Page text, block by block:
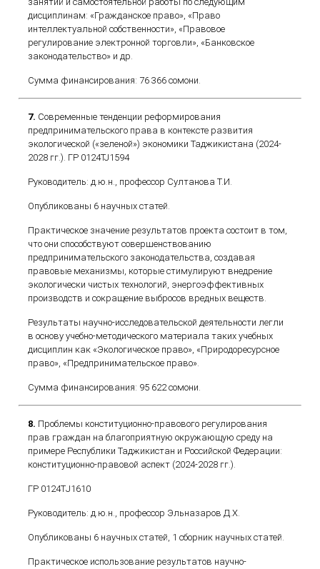
дисциплинам: «Гражданское право», «Право
интеллектуальной собственности», «Правовое
регулирование электронной торговли», «Банковское
законодательство» и др.
Сумма финансирования: 76 366 сомони.
7. Современные тенденции реформирования
предпринимательского права в контексте развития
экологической («зеленой») экономики Таджикистана (2024-
2028 гг.). ГР 0124TJ1594
Руководитель: д.ю.н., профессор Султанова Т.И.
Опубликованы 6 научных статей.
Практическое значение результатов проекта состоит в том,
что они способствуют совершенствованию
предпринимательского законодательства, создавая
правовые механизмы, которые стимулируют внедрение
экологически чистых технологий, энергоэффективных
производств и сокращение выбросов вредных веществ.
Результаты научно-исследовательской деятельности легли
в основу учебно-методического материала таких учебных
дисциплин как «Экологическое право», «Природоресурсное
право», «Предпринимательское право».
Сумма финансирования: 95 622 сомони.
8. Проблемы конституционно-правового регулирования
прав граждан на благоприятную окружающую среду на
примере Республики Таджикистан и Российской Федерации:
конституционно-правовой аспект (2024-2028 гг.).
ГР 0124ТJ1610
Руководитель: д.ю.н., профессор Эльназаров Д.Х.
Опубликованы 6 научных статей, 1 сборник научных статей.
Практическое использование результатов научно-